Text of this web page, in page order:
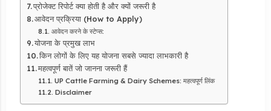
प्रोजेक्ट रिपोर्ट क्या होती है और क्यों जरूरी है
आवेदन प्रक्रिया (How to Apply)
आवेदन करने के स्टेप्स:
योजना के प्रमुख लाभ
किन लोगों के लिए यह योजना सबसे ज्यादा लाभकारी है
महत्वपूर्ण बातें जो जानना जरूरी हैं
UP Cattle Farming & Dairy Schemes: महत्वपूर्ण लिंक
Disclaimer